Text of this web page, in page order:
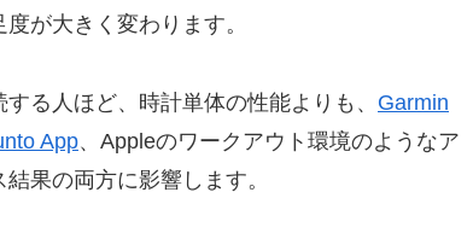
が大きく変わります。
る人ほど、時計単体の性能よりも、 Garmin
App、Appleのワークアウト環境のようなア
果の両方に影響します。